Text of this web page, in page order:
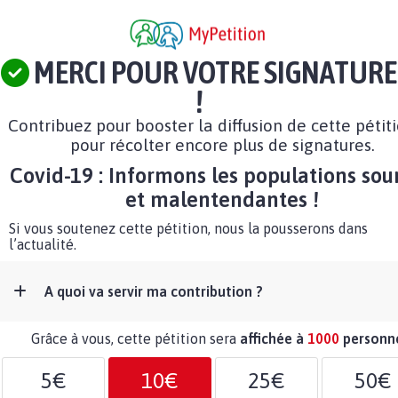
MERCI POUR VOTRE SIGNATURE
!
Contribuez pour booster la diffusion de cette
pour récolter encore plus de signatures.
Covid-19 : Informons les populations
et malentendantes !
Si vous soutenez cette pétition, nous la pousserons dans
l’actualité.
A quoi va servir ma contribution ?
Grâce à vous, cette pétition sera affichée à 1000
5€ 10€ 25€ 50€